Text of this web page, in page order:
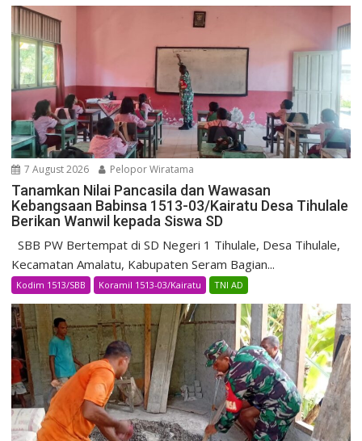
7 August 2026 Pelopor Wiratama
Tanamkan Nilai Pancasila dan Wawasan
Kebangsaan Babinsa 1513-03/Kairatu Desa Tihulale
Berikan Wanwil kepada Siswa SD
SBB PW Bertempat di SD Negeri 1 Tihulale, Desa Tihulale,
Kecamatan Amalatu, Kabupaten Seram Bagian...
Kodim 1513/SBB Koramil 1513-03/Kairatu TNI AD